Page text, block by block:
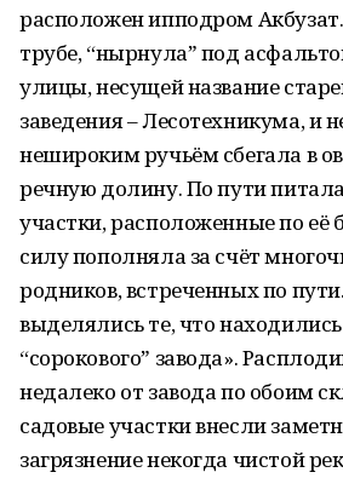
расположен ипподром
трубе, “нырнулаˮ под
улицы, несущей название
заведения – Лесотехникума, и
нешироким ручьём сбегала в
речную долину. По пути
участки, расположенные по её
силу пополняла за счёт
родников, встреченных по
выделялись те, что
“сороковогоˮ завода».
недалеко от завода по обоим
садовые участки внесли
загрязнение некогда чистой